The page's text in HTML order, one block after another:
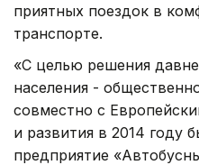
приятных поездок в
транспорте.
«С целью решения
населения -
совместно с
и развития в 2014 году
предприятие